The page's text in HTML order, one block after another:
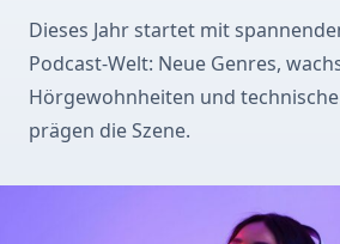
Dieses Jahr startet mit
Podcast-Welt: Neue Genres,
Hörgewohnheiten und
prägen die Szene.